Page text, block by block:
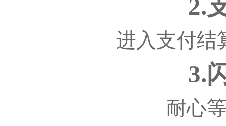
2.
进入支付结
3.
耐心